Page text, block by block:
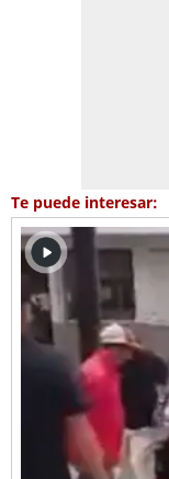
Te puede interesar: